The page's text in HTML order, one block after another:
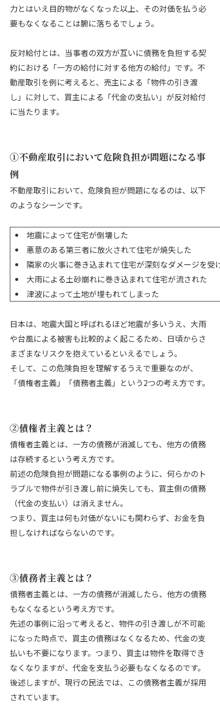
力とはいえ目的物がなくなった以上、その対価を払う必
要もなくなることは腑に落ちるでしょう。
反対給付とは、当事者の双方が互いに債務を負担する契
約における「一方の給付に対する他方の給付」です。不
動産取引を例に考えると、売主による「物件の引き渡
し」に対して、買主による「代金の支払い」が反対給付
に当たります。
①不動産取引において危険負担が問題になる事
例
不動産取引において、危険負担が問題になるのは、以下
のようなシーンです。
地震によって住宅が倒壊した
悪意のある第三者に放火されて住宅が焼失した
隣家の火事に巻き込まれて住宅が深刻なダメージを受
大雨による土砂崩れに巻き込まれて住宅が流された
津波によって土地が埋もれてしまった
日本は、地震大国と呼ばれるほど地震が多いうえ、大雨
や台風による被害も比較的よく起こるため、日頃からさ
まざまなリスクを抱えているといえるでしょう。
そして、この危険負担を理解するうえで重要なのが、
「債権者主義」「債務者主義」という2つの考え方です。
②債権者主義とは？
債権者主義とは、一方の債務が消滅しても、他方の債務
は存続するという考え方です。
前述の危険負担が問題になる事例のように、何らかのト
ラブルで物件が引き渡し前に焼失しても、買主側の債務
（代金の支払い）は消えません。
つまり、買主は何も対価がないにも関わらず、お金を負
担しなければならないのです。
③債務者主義とは？
債務者主義とは、一方の債務が消滅したら、他方の債務
もなくなるという考え方です。
先述の事例に沿って考えると、物件の引き渡しが不可能
になった時点で、買主の債務はなくなるため、代金の支
払いも不要になります。つまり、買主は物件を取得でき
なくなりますが、代金を支払う必要もなくなるのです。
後述しますが、現行の民法では、この債務者主義が採用
されています。